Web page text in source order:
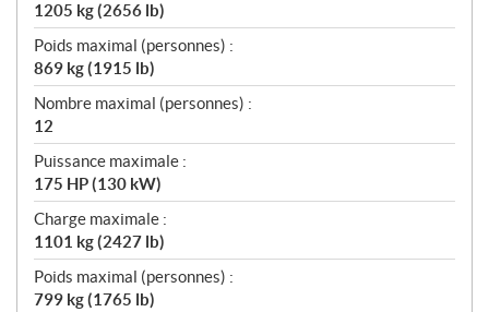
1205 kg (2656 lb)
Poids maximal (personnes) :
869 kg (1915 lb)
Nombre maximal (personnes) :
12
Puissance maximale :
175 HP (130 kW)
Charge maximale :
1101 kg (2427 lb)
Poids maximal (personnes) :
799 kg (1765 lb)